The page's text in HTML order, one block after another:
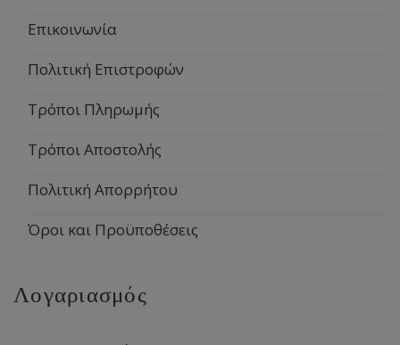
Επικοινωνία
Πολιτική Επιστροφών
Τρόποι Πληρωμής
Τρόποι Αποστολής
Πολιτική Απορρήτου
Όροι και Προϋποθέσεις
Λογαριασμός